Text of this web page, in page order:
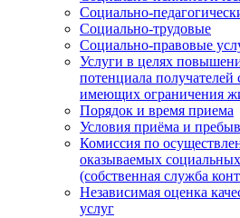
Социально-
Социально-трудовые
Социально-правовые
Услуги в целях
потенциала получателей
имеющих ограничения
Порядок и время приема
Условия приёма и
Комиссия по
оказываемых
(собственная служба
Независимая оценка
услуг